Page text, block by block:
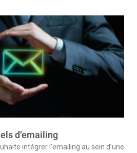
d’emailing
intégrer l’emailing au sein d’une